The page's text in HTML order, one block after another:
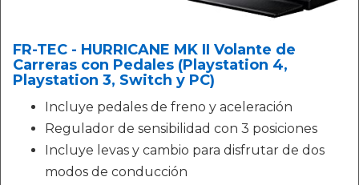
FR-TEC - HURRICANE MK II Volante de
Carreras con Pedales (Playstation 4,
Playstation 3, Switch y PC)
Incluye pedales de freno y aceleración
Regulador de sensibilidad con 3 posiciones
Incluye levas y cambio para disfrutar de dos
modos de conducción